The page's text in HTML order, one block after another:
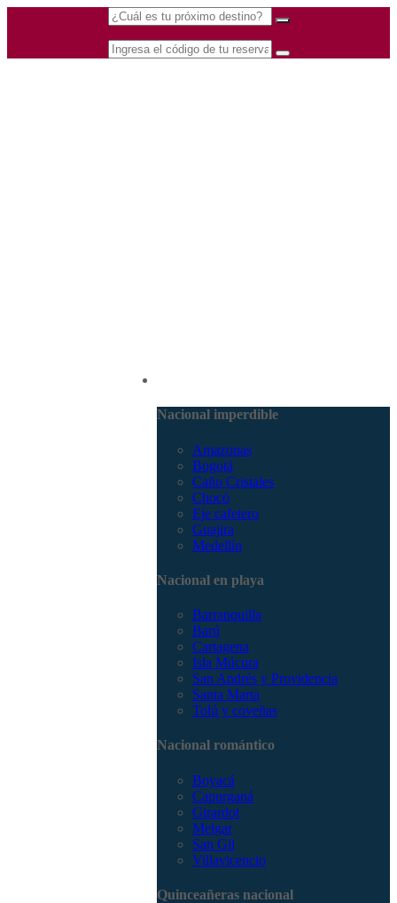
Nacional imperdible
Amazonas
Bogotá
Caño Cristales
Chocó
Eje cafetero
Guajira
Medellín
Nacional en playa
Barranquilla
Barú
Cartagena
Isla Múcura
San Andrés y Providencia
Santa Marta
Tolú y coveñas
Nacional romántico
Boyacá
Capurganá
Girardot
Melgar
San Gil
Villavicencio
Quinceañeras nacional